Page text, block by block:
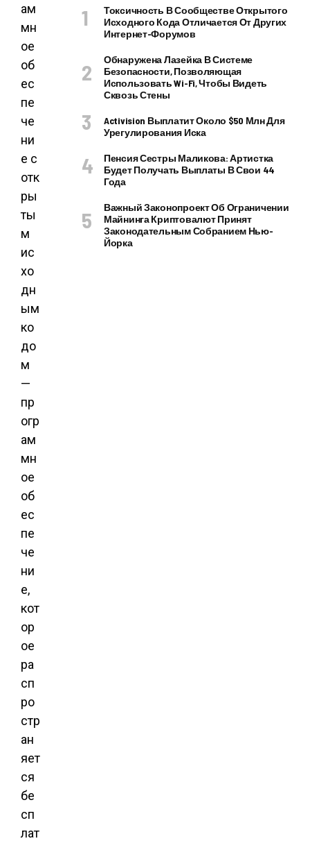
ам
мн
ое
об
ес
пе
че
ни
е с
отк
ры
ты
м
ис
хо
дн
ым
ко
до
м
—
пр
огр
ам
мн
ое
об
ес
пе
че
ни
е,
кот
ор
ое
ра
сп
ро
стр
ан
яет
ся
бе
сп
лат
Токсичность В Сообществе Открытого
Исходного Кода Отличается От Других
Интернет-Форумов
Обнаружена Лазейка В Системе
Безопасности, Позволяющая
Использовать Wi-Fi, Чтобы Видеть
Сквозь Стены
Activision Выплатит Около $50 Млн Для
Урегулирования Иска
Пенсия Сестры Маликова: Артистка
Будет Получать Выплаты В Свои 44
Года
Важный Законопроект Об Ограничении
Майнинга Криптовалют Принят
Законодательным Собранием Нью-
Йорка